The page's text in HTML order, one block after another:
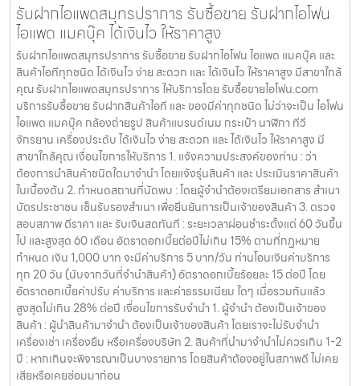
รับฝากไอแพดสมุทรปราการ รับซื้อขาย รับฝากไอโฟน
ไอแพด แมคบุ๊ค ได้เงินไว ให้ราคาสูง
รับฝากไอแพดสมุทรปราการ รับซื้อขาย รับฝากไอโฟน ไอแพด แมคบุ๊ค และ
สินค้าไอทีทุกชนิด ได้เงินไว ง่าย สะดวก และ ได้เงินไว ให้ราคาสูง มีสาขาใกล้
คุณ รับฝากไอแพดสมุทรปราการ ให้บริการโดย รับซื้อขายไอโฟน.com
บริการรับซื้อขาย รับฝากสินค้าไอที และ ของมีค่าทุกชนิด ไม่ว่าจะเป็น ไอโฟน
ไอแพด แมคบุ๊ค กล้องถ่ายรูป สินค้าแบรนด์เนม กระเป๋า นาฬิกา ทีวี
จักรยาน เครื่องประดับ ได้เงินไว ง่าย สะดวก และ ได้เงินไว ให้ราคาสูง มี
สาขาใกล้คุณ เงื่อนไขการให้บริการ 1. แจ้งความประสงค์ของท่าน : ว่า
ต้องการนำสินค้าชนิดใดมาจำนำ โดยแจ้งรุ่นสินค้า และ ประเมินราคาสินค้า
ในเบื้องต้น 2. กำหนดสถานที่นัดพบ : โดยผู้จำนำต้องเตรียมเอกสาร สำเนา
บัตรประชาชน เซ็นรับรองสำเนา เพื่อยืนยันการเป็นเจ้าของสินค้า 3. ตรวจ
สอบสภาพ ตีราคา และ รับเงินสดทันที : ระยะเวลาผ่อนชำระตั้งแต่ 60 วันขึ้น
ไป และสูงสุด 60 เดือน อัตราดอกเบี้ยต่อปีไม่เกิน 15% ตามที่กฏหมาย
กำหนด เงิน 1,000 บาท จะมีค่าบริการ 5 บาท/วัน ท่านโอนเงินค่าบริการ
ทุก 20 วัน (นับจากวันที่จำนำสินค้า) อัตราดอกเบี้ยร้อยละ 15 ต่อปี โดย
อัตราดอกเบี้ยค่าปรับ ค่าบริการ และค่าธรรมเนียม ใดๆ เมื่อรวมกันแล้ว
สูงสุดไม่เกิน 28% ต่อปี เงื่อนไขการรับจำนำ 1. ผู้จำนำ ต้องเป็นเจ้าของ
สินค้า : ผู้นำสินค้ามาจำนำ ต้องเป็นเจ้าของสินค้า โดยเราจะไม่รับจำนำ
เครื่องเช่า เครื่องยืม หรือเครื่องบริษัท 2. สินค้าที่นำมาจำนำไม่ควรเกิน 1-2
ปี : หากเกินจะพิจารณาเป็นบางรายการ โดยสินค้าต้องอยู่ในสภาพดี ไม่เคย
เสียหรือเคยซ่อมมาก่อน